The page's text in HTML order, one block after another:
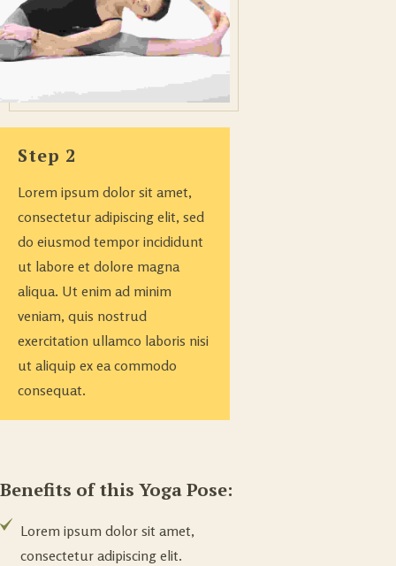
Step 2
Lorem ipsum dolor sit amet,
consectetur adipiscing elit, sed
do eiusmod tempor incididunt
ut labore et dolore magna
aliqua. Ut enim ad minim
veniam, quis nostrud
exercitation ullamco laboris nisi
ut aliquip ex ea commodo
consequat.
Benefits of this Yoga Pose:
Lorem ipsum dolor sit amet,
consectetur adipiscing elit.